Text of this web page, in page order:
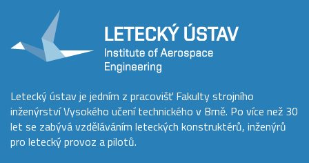
Letecký ústav je jedním z pracovišť Fakulty strojního
inženýrství Vysokého učení technického v Brně. Po více než 30
let se zabývá vzděláváním leteckých konstruktérů, inženýrů
pro letecký provoz a pilotů.